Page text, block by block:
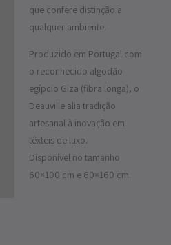
que confere distinção a
qualquer ambiente.
Produzido em Portugal com
o reconhecido algodão
egípcio Giza (fibra longa), o
Deauville alia tradição
artesanal à inovação em
têxteis de luxo.
Disponível no tamanho
60×100 cm e 60×160 cm.